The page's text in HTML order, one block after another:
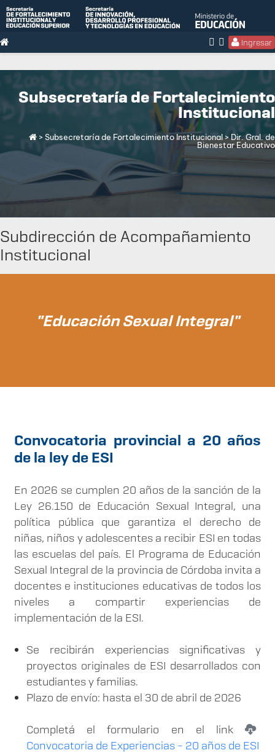
Ingresar
Subsecretaría de Fortalecimiento
Institucional
> Subsecretaría de Fortalecimiento Institucional> Dir. Gral. de
Bienestar Educativo
Subdirección de Acompañamiento
Institucional
"Educación Sexual Integral"
Convocatoria provincial a 20 años
de la ley de ESI
En 2026 se cumplen 20 años de la sanción de la
Ley 26.150 de Educación Sexual Integral, una
política pública que garantiza el derecho de
niñas, niños y adolescentes a recibir ESI en todas
las escuelas del país. El Programa de Educación
Sexual Integral de la provincia de Córdoba invita a
docentes e instituciones educativas de todos los
niveles a compartir experiencias de
implementación de la ESI.
Se recibirán experiencias significativas y
proyectos originales de ESI desarrollados con
estudiantes y familias.
Plazo de envío: hasta el 30 de abril de 2026
Completá el formulario en el link
Convocatoria de Experiencias - 20 años de ESI